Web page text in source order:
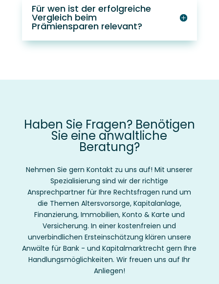
Für wen ist der erfolgreiche
Vergleich beim
Prämiensparen relevant?
Haben Sie Fragen? Benötigen
Sie eine anwaltliche
Beratung?
Nehmen Sie gern Kontakt zu uns auf! Mit unserer
Spezialisierung sind wir derrichtige
Ansprechpartner für Ihre Rechtsfragen rund um
die Themen Altersvorsorge, Kapitalanlage,
Finanzierung, Immobilien, Konto & Karte und
Versicherung. In einer kostenfreien und
unverbindlichen Ersteinschätzung klären unsere
Anwälte für Bank - und Kapitalmarktrecht gern Ihre
Handlungsmöglichkeiten. Wir freuen uns auf Ihr
Anliegen!